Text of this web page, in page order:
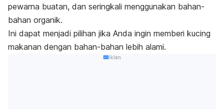
pewarna buatan, dan seringkali menggunakan bahan-
bahan organik.
Ini dapat menjadi pilihan jika Anda ingin memberi kucing
makanan dengan bahan-bahan lebih alami.
Iklan